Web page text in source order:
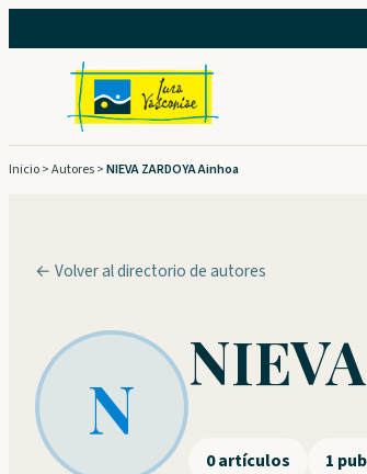
al
contenido
Inicio>Autores>NIEVA ZARDOYA Ainhoa
← Volver al directorio de autores
N
0 artículos 1